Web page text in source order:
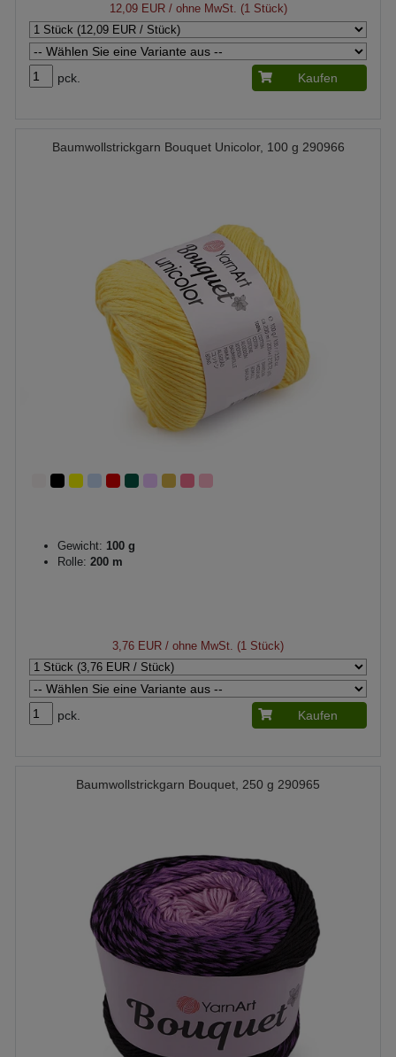
12,09 EUR/ ohne MwSt. (1 Stück)
pck. Kaufen
Baumwollstrickgarn Bouquet Unicolor, 100 g 290966
Gewicht: 100 g
Rolle: 200 m
3,76 EUR / ohne MwSt. (1 Stück)
pck. Kaufen
Baumwollstrickgarn Bouquet, 250 g 290965